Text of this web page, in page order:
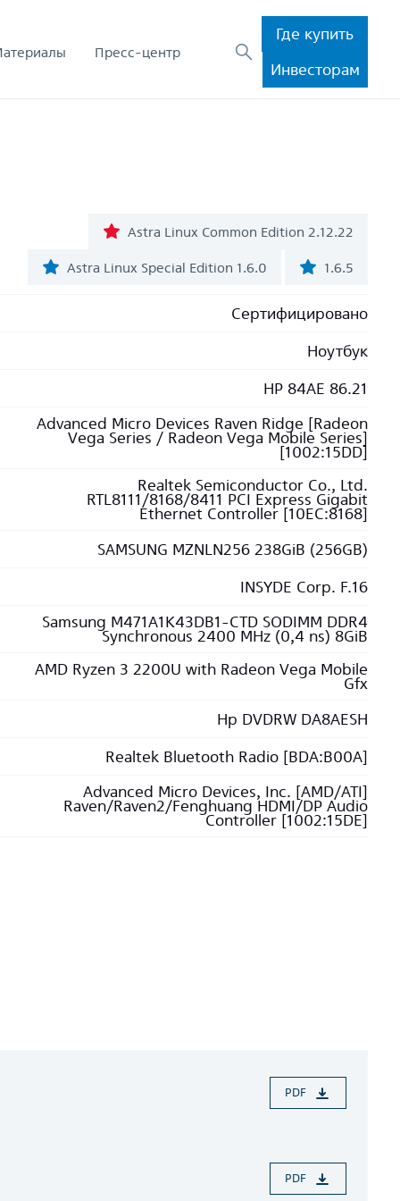
Пресс-центр
Где купить
Инвесторам
Astra Linux Common Edition 2.12.22
Astra Linux Special Edition 1.6.0 1.6.5
Сертифицировано
Ноутбук
HP 84AE 86.21
Advanced Micro Devices Raven Ridge [Radeon
Vega Series / Radeon Vega Mobile Series]
[1002:15DD]
Realtek Semiconductor Co., Ltd.
RTL8111/8168/8411 PCI Express Gigabit
Ethernet Controller [10EC:8168]
SAMSUNG MZNLN256 238GiB (256GB)
INSYDE Corp. F.16
Samsung M471A1K43DB1-CTD SODIMM DDR4
Synchronous 2400 MHz (0,4 ns) 8GiB
AMD Ryzen 3 2200U with Radeon Vega Mobile
Gfx
Hp DVDRW DA8AESH
Realtek Bluetooth Radio [BDA:B00A]
Advanced Micro Devices, Inc. [AMD/ATI]
Raven/Raven2/Fenghuang HDMI/DP Audio
Controller [1002:15DE]
PDF
PDF